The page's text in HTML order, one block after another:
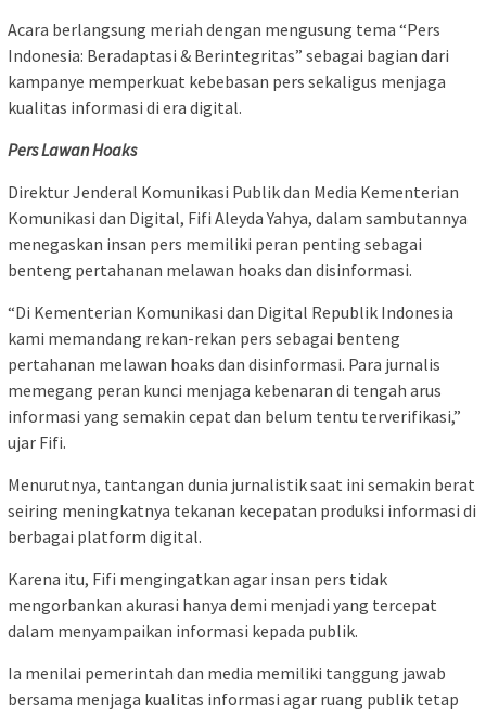
Acara berlangsung meriah dengan mengusung tema “Pers
Indonesia: Beradaptasi & Berintegritas” sebagai bagian dari
kampanye memperkuat kebebasan pers sekaligus menjaga
kualitas informasi di era digital.
Pers Lawan Hoaks
Direktur Jenderal Komunikasi Publik dan Media Kementerian
Komunikasi dan Digital, Fifi Aleyda Yahya, dalam sambutannya
menegaskan insan pers memiliki peran penting sebagai
benteng pertahanan melawan hoaks dan disinformasi.
“Di Kementerian Komunikasi dan Digital Republik Indonesia
kami memandang rekan-rekan pers sebagai benteng
pertahanan melawan hoaks dan disinformasi. Para jurnalis
memegang peran kunci menjaga kebenaran di tengah arus
informasi yang semakin cepat dan belum tentu terverifikasi,”
ujar Fifi.
Menurutnya, tantangan dunia jurnalistik saat ini semakin berat
seiring meningkatnya tekanan kecepatan produksi informasi di
berbagai platform digital.
Karena itu, Fifi mengingatkan agar insan pers tidak
mengorbankan akurasi hanya demi menjadi yang tercepat
dalam menyampaikan informasi kepada publik.
Ia menilai pemerintah dan media memiliki tanggung jawab
bersama menjaga kualitas informasi agar ruang publik tetap